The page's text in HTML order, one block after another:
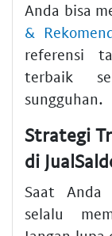
Anda bisa
&
referensi
terbaik
sungguhan.
Strategi
di
Saat
selalu